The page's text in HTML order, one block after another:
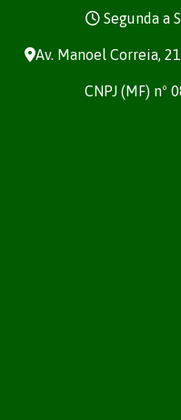
Segunda a
Av. Manoel Correia,
CNPJ (MF) nº